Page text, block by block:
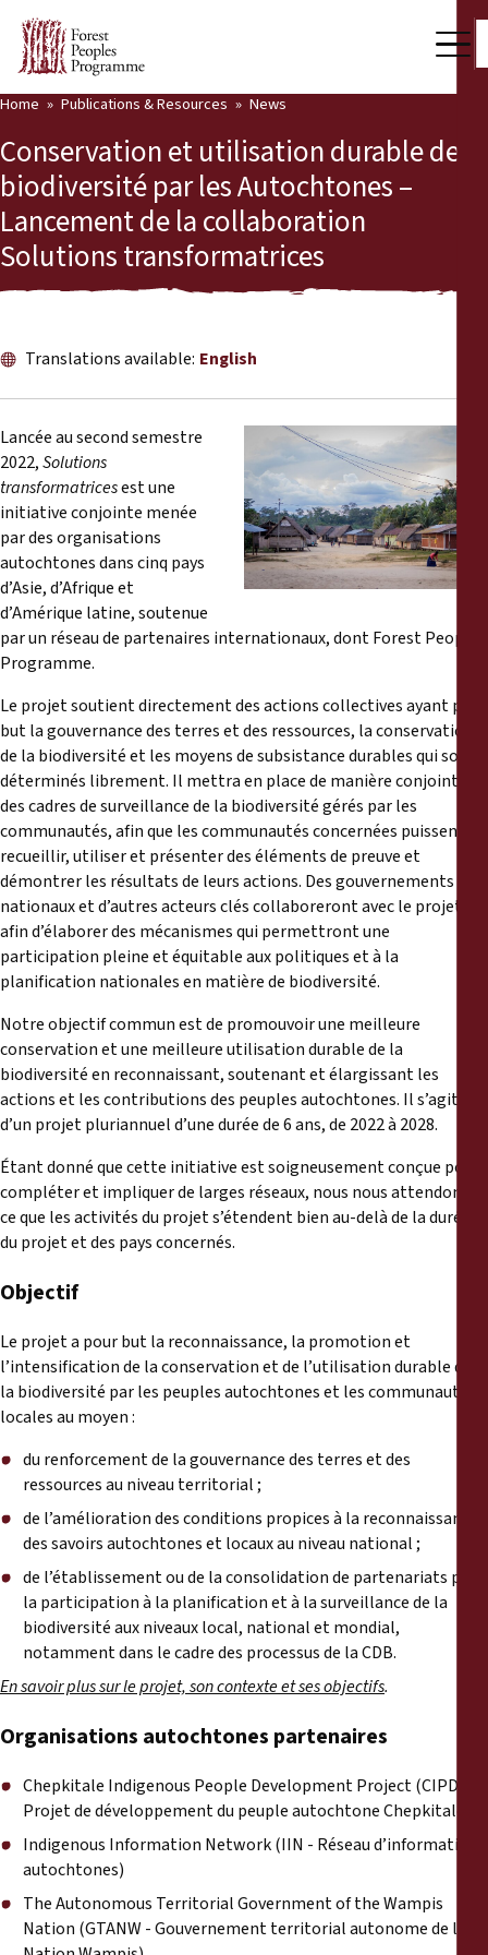
Support Us
Our Work
Community Voices
Partners & Countries
Latest News
Publications & Resources
News
Reports
Press Releases
Training Materials
Legal Submissions
Declarations
Annual Reports
Home Publications & Resources News
Conservation et utilisation durable de la
biodiversité par les Autochtones –
Lancement de la collaboration
Solutions transformatrices
Translations available: English
Lancée au second semestre
2022,Solutions
transformatricesest une
initiative conjointe menée
par des organisations
autochtones dans cinq pays
d’Asie, d’Afrique et
d’Amérique latine, soutenue
par un réseau de partenaires internationaux, dont Forest Peoples
Programme.
Le projet soutient directement des actions collectives ayant pour
but la gouvernance des terres et des ressources, la conservation
de la biodiversité et les moyens de subsistance durables qui sont
déterminés librement. Il mettra en place de manière conjointe
des cadres de surveillance de la biodiversité gérés par les
communautés, afin que les communautés concernées puissent
recueillir, utiliser et présenter des éléments de preuve et
démontrer les résultats de leurs actions. Des gouvernements
nationaux et d’autres acteurs clés collaboreront avec le projet
afin d’élaborer des mécanismes qui permettront une
participation pleine et équitable aux politiques et à la
planification nationales en matière de biodiversité.
Notre objectif commun est de promouvoir une meilleure
conservation et une meilleure utilisation durable de la
biodiversité en reconnaissant, soutenant et élargissant les
actions et les contributions des peuples autochtones. Il s’agit
d’un projet pluriannuel d’une durée de 6 ans, de 2022 à 2028.
Étant donné que cette initiative est soigneusement conçue pour
compléter et impliquer de larges réseaux, nous nous attendons à
ce que les activités du projet s’étendent bien au-delà de la durée
du projet et des pays concernés.
Objectif
Le projet a pour but la reconnaissance, la promotion et
l’intensification de la conservation et de l’utilisation durable de
la biodiversité par les peuples autochtones et les communautés
locales au moyen :
du renforcement de la gouvernance des terres et des
ressources au niveau territorial ;
de l’amélioration des conditions propices à la reconnaissance
des savoirs autochtones et locaux au niveau national ;
de l’établissement ou de la consolidation de partenariats pour
la participation à la planification et à la surveillance de la
biodiversité aux niveaux local, national et mondial,
notamment dans le cadre des processus de la CDB.
En savoir plus sur le projet, son contexte et ses objectifs.
Organisations autochtones partenaires
Chepkitale Indigenous People Development Project(CIPDP -
Projet de développement du peuple autochtone Chepkitale)
Indigenous Information Network(IIN - Réseau d’informations
autochtones)
The Autonomous Territorial Government of the Wampis
Nation (GTANW - Gouvernement territorial autonome de la